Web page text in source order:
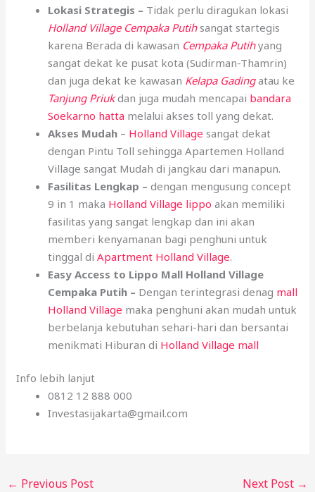
Lokasi Strategis – Tidak perlu diragukan lokasi
Holland Village Cempaka Putihsangat startegis
karena Berada di kawasan Cempaka Putihyang
sangat dekat ke pusat kota (Sudirman-Thamrin)
dan juga dekat ke kawasan Kelapa Gadingatau ke
Tanjung Priukdan juga mudah mencapai bandara
Soekarno hatta melalui akses toll yang dekat.
Akses Mudah – Holland Village sangat dekat
dengan Pintu Toll sehingga Apartemen Holland
Village sangat Mudah di jangkau dari manapun.
Fasilitas Lengkap –dengan mengusung concept
9 in 1 maka Holland Village lippo akan memiliki
fasilitas yang sangat lengkap dan ini akan
memberi kenyamanan bagi penghuni untuk
tinggal diApartment Holland Village.
Easy Access to Lippo Mall Holland Village
Cempaka Putih – Dengan terintegrasi denag mall
Holland Village maka penghuni akan mudah untuk
berbelanja kebutuhan sehari-hari dan bersantai
menikmati Hiburan di Holland Village mall
Info lebih lanjut
0812 12 888 000
Investasijakarta@gmail.com
← Previous Post Next Post →